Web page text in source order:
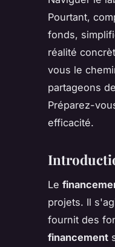
Pourtant,
fonds,
réalité
vous le
partageons
Préparez-
efficacité.
Le
projets. Il
fournit des
financement